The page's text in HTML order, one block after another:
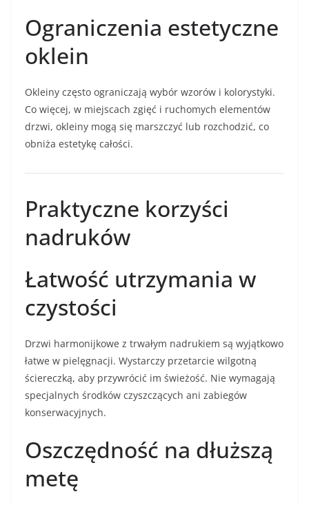
Ograniczenia estetyczne
oklein
Okleiny często ograniczają wybór wzorów i kolorystyki.
Co więcej, w miejscach zgięć i ruchomych elementów
drzwi, okleiny mogą się marszczyć lub rozchodzić, co
obniża estetykę całości.
Praktyczne korzyści
nadruków
Łatwość utrzymania w
czystości
Drzwi harmonijkowe z trwałym nadrukiem są wyjątkowo
łatwe w pielęgnacji. Wystarczy przetarcie wilgotną
ściereczką, aby przywrócić im świeżość. Nie wymagają
specjalnych środków czyszczących ani zabiegów
konserwacyjnych.
Oszczędność na dłuższą
metę